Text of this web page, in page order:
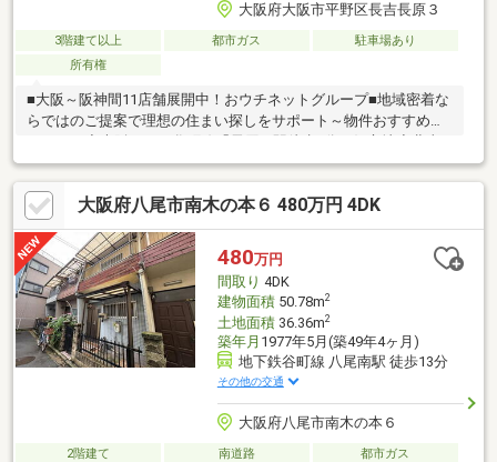
大阪府大阪市平野区長吉長原３
3階建て以上 都市ガス
駐車場あり
所有権
■大阪～阪神間11店舗展開中！おウチネットグループ■地域密着な
らではのご提案で理想の住まい探しをサポート～物件おすすめポ
角地につき陽当たり・通風良好♪◆建物面積36坪超のゆとりある
5LDK◆シャッター付き車庫1台分あり（車種による）◆大通りか
ら一本入った閑静な住宅街で落ち着いた住環境◆全居室収納・ク
ローゼット完備◆全室2面採光で明るく風通し良好◆北・東の2面
バルコニーで洗濯や換気にも便利◆長吉小学校徒歩4分・長吉西
小学校徒歩10分◆高速ICまで車で約12分と、お車での移動やお出
かけにも便利な立地
大阪府八尾市南木の本６ 480万円 4DK
480万円
間取り 4DK
建物面積50.78m2
土地面積36.36m2
築年月 1977年5月(築49年4ヶ月)
地下鉄谷町線 八尾南駅 徒歩13分
その他の交通
大阪府八尾市南木の本６
2階建て 南道路
都市ガス